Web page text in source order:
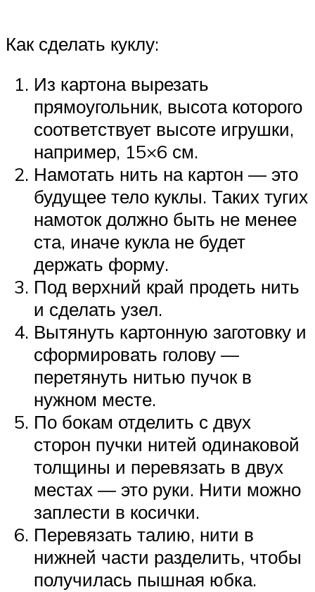
Как сделать куклу:
Из картона вырезать
прямоугольник, высота которого
соответствует высоте игрушки,
например, 15×6 см.
Намотать нить на картон — это
будущее тело куклы. Таких тугих
намоток должно быть не менее
ста, иначе кукла не будет
держать форму.
Под верхний край продеть нить
и сделать узел.
Вытянуть картонную заготовку и
сформировать голову —
перетянуть нитью пучок в
нужном месте.
По бокам отделить с двух
сторон пучки нитей одинаковой
толщины и перевязать в двух
местах — это руки. Нити можно
заплести в косички.
Перевязать талию, нити в
нижней части разделить, чтобы
получилась пышная юбка.